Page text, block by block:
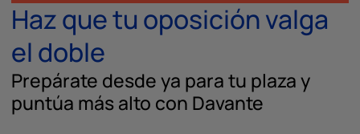
Haz que tu oposición valga
el doble
Prepárate desde ya para tu plaza y
puntúa más alto con Davante